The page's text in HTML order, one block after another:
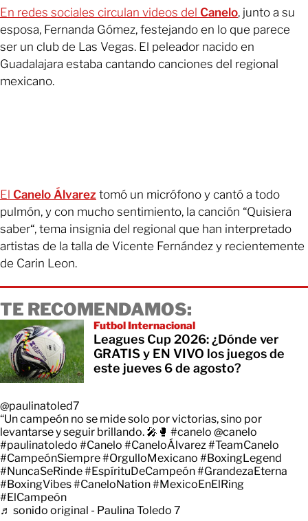
En redes sociales circulan videos del Canelo, junto a su
esposa, Fernanda Gómez, festejando en lo que parece
ser un club de Las Vegas. El peleador nacido en
Guadalajara estaba cantando canciones del regional
mexicano.
El Canelo Álvarez tomó un micrófono y cantó a todo
pulmón, y con mucho sentimiento, la canción “Quisiera
saber“, tema insignia del regional que han interpretado
artistas de la talla de Vicente Fernández y recientemente
de Carin Leon.
TE RECOMENDAMOS:
Futbol Internacional
Leagues Cup 2026: ¿Dónde ver
GRATIS y EN VIVO los juegos de
este jueves 6 de agosto?
@paulinatoled7
“Un campeón no se mide solo por victorias, sino por
levantarse y seguir brillando. 🎤🥊 #canelo @canelo
#paulinatoledo #Canelo #CaneloÁlvarez #TeamCanelo
#CampeónSiempre#OrgulloMexicano #BoxingLegend
#NuncaSeRinde#EspírituDeCampeón#GrandezaEterna
#BoxingVibes#CaneloNation#MexicoEnElRing
#ElCampeón
♬ sonido original - Paulina Toledo 7